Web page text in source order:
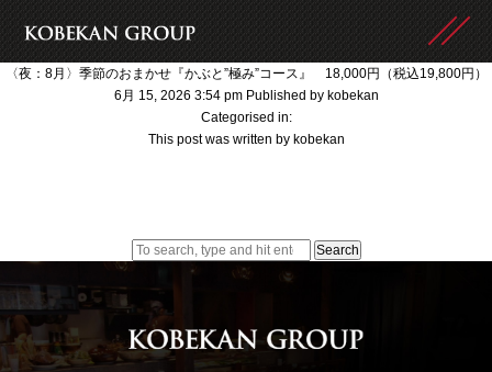
〈夜：8月〉季節のおまかせ『かぶと”極み”コース』 18,000円（税込19,800円）
6月 15, 2026 3:54 pm Published by kobekan
Categorised in:
This post was written by kobekan
Search